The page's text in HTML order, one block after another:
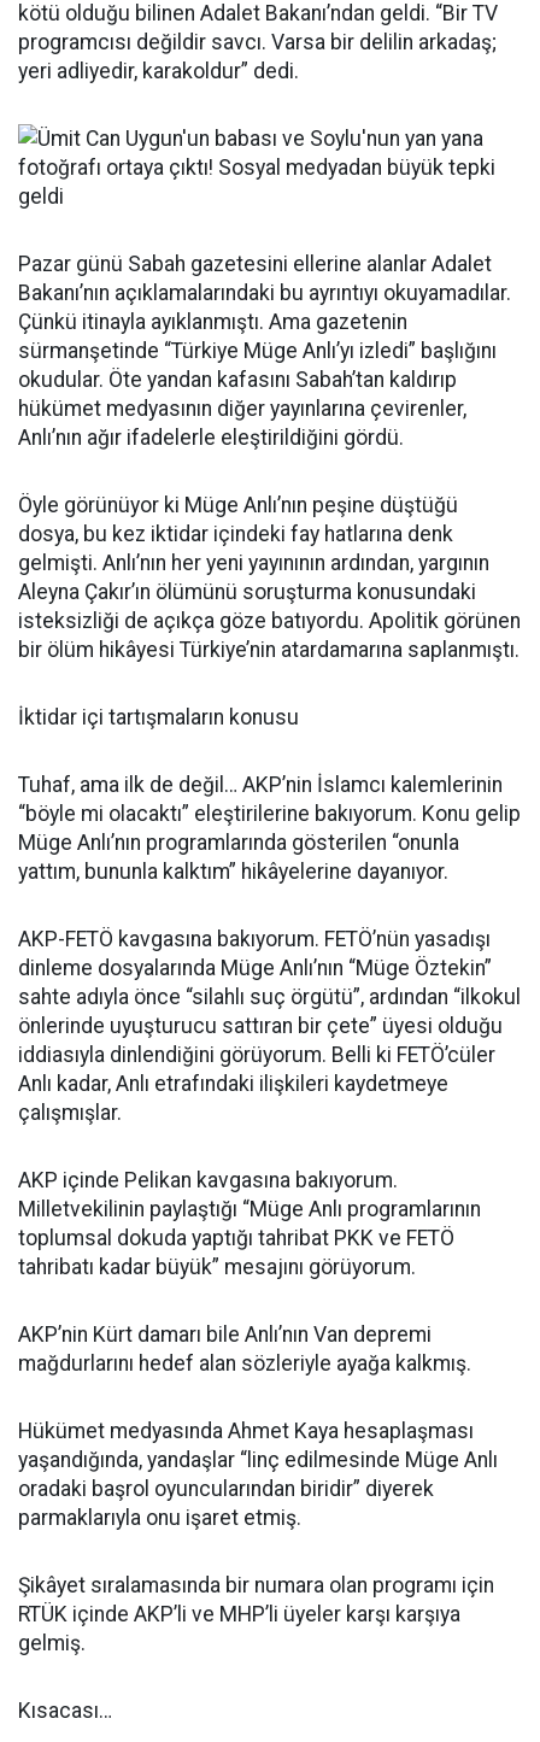
kötü olduğu bilinen Adalet Bakanı’ndan geldi. “Bir TV
programcısı değildir savcı. Varsa bir delilin arkadaş;
yeri adliyedir, karakoldur” dedi.
Pazar günü Sabah gazetesini ellerine alanlar Adalet
Bakanı’nın açıklamalarındaki bu ayrıntıyı okuyamadılar.
Çünkü itinayla ayıklanmıştı. Ama gazetenin
sürmanşetinde “Türkiye Müge Anlı’yı izledi” başlığını
okudular. Öte yandan kafasını Sabah’tan kaldırıp
hükümet medyasının diğer yayınlarına çevirenler,
Anlı’nın ağır ifadelerle eleştirildiğini gördü.
Öyle görünüyor ki Müge Anlı’nın peşine düştüğü
dosya, bu kez iktidar içindeki fay hatlarına denk
gelmişti. Anlı’nın her yeni yayınının ardından, yargının
Aleyna Çakır’ın ölümünü soruşturma konusundaki
isteksizliği de açıkça göze batıyordu. Apolitik görünen
bir ölüm hikâyesi Türkiye’nin atardamarına saplanmıştı.
İktidar içi tartışmaların konusu
Tuhaf, ama ilk de değil… AKP’nin İslamcı kalemlerinin
“böyle mi olacaktı” eleştirilerine bakıyorum. Konu gelip
Müge Anlı’nın programlarında gösterilen “onunla
yattım, bununla kalktım” hikâyelerine dayanıyor.
AKP-FETÖ kavgasına bakıyorum. FETÖ’nün yasadışı
dinleme dosyalarında Müge Anlı’nın “Müge Öztekin”
sahte adıyla önce “silahlı suç örgütü”, ardından “ilkokul
önlerinde uyuşturucu sattıran bir çete” üyesi olduğu
iddiasıyla dinlendiğini görüyorum. Belli ki FETÖ’cüler
Anlı kadar, Anlı etrafındaki ilişkileri kaydetmeye
çalışmışlar.
AKP içinde Pelikan kavgasına bakıyorum.
Milletvekilinin paylaştığı “Müge Anlı programlarının
toplumsal dokuda yaptığı tahribat PKK ve FETÖ
tahribatı kadar büyük” mesajını görüyorum.
AKP’nin Kürt damarı bile Anlı’nın Van depremi
mağdurlarını hedef alan sözleriyle ayağa kalkmış.
Hükümet medyasında Ahmet Kaya hesaplaşması
yaşandığında, yandaşlar “linç edilmesinde Müge Anlı
oradaki başrol oyuncularından biridir” diyerek
parmaklarıyla onu işaret etmiş.
Şikâyet sıralamasında bir numara olan programı için
RTÜK içinde AKP’li ve MHP’li üyeler karşı karşıya
gelmiş.
Kısacası…